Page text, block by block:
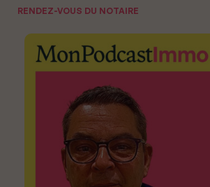
RENDEZ-VOUS DU NOTAIRE